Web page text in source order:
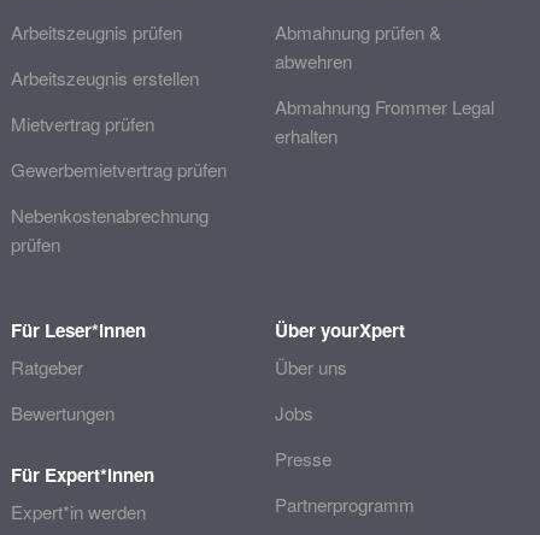
Arbeitszeugnis prüfen
Arbeitszeugnis erstellen
Mietvertrag prüfen
Gewerbemietvertrag prüfen
Nebenkostenabrechnung
prüfen
Abmahnung prüfen &
abwehren
Abmahnung Frommer Legal
erhalten
Für Leser*innen
Ratgeber
Bewertungen
Für Expert*innen
Expert*in werden
Über yourXpert
Über uns
Jobs
Presse
Partnerprogramm